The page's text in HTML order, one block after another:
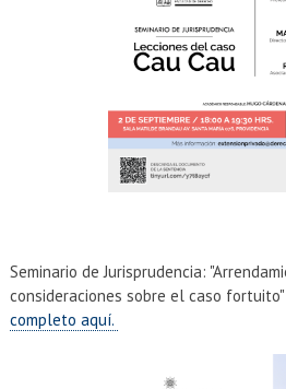
Seminario de Jurisprudencia:
consideraciones sobre el caso
completo aquí.